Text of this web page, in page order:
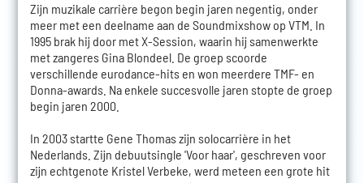
Zijn muzikale carrière begon begin jaren negentig, onder
meer met een deelname aan de Soundmixshow op VTM. In
1995 brak hij door met X-Session, waarin hij samenwerkte
met zangeres Gina Blondeel. De groep scoorde
verschillende eurodance-hits en won meerdere TMF- en
Donna-awards. Na enkele succesvolle jaren stopte de groep
begin jaren 2000.
In 2003 startte Gene Thomas zijn solocarrière in het
Nederlands. Zijn debuutsingle 'Voor haar', geschreven voor
zijn echtgenote Kristel Verbeke, werd meteen een grote hit